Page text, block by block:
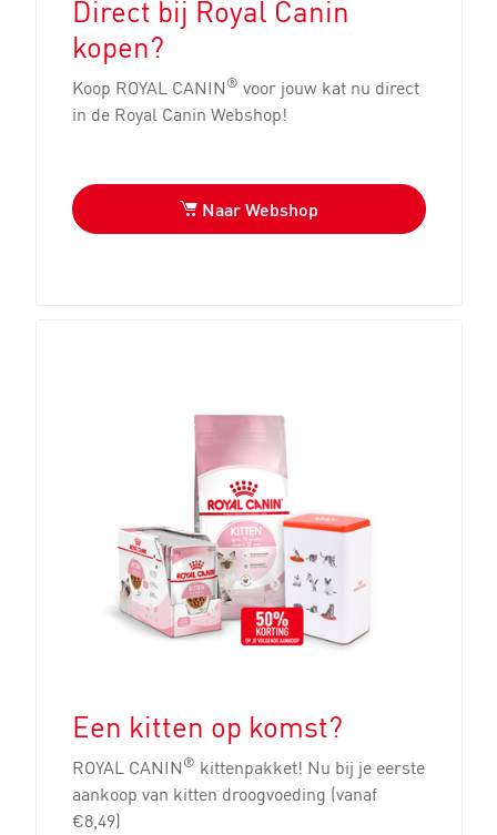
Direct bij Royal Canin
kopen?
Koop ROYAL CANIN® voor jouw kat nu direct
in de Royal Canin Webshop!
Naar Webshop
Een kitten op komst?
ROYAL CANIN® kittenpakket! Nu bij je eerste
aankoop van kitten droogvoeding (vanaf
€8,49)